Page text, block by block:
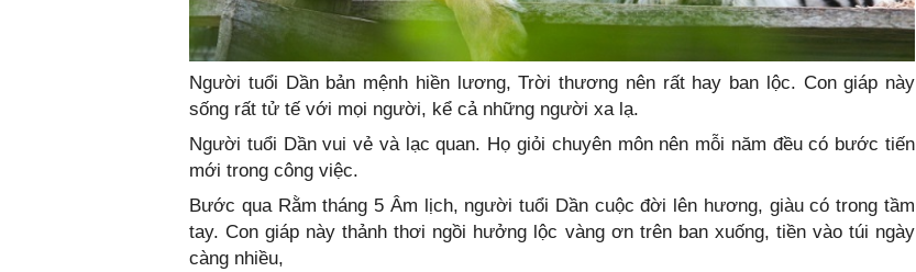
Người tuổi Dần bản mệnh hiền lương, Trời thương nên rất hay ban lộc. Con giáp này
sống rất tử tế với mọi người, kể cả những người xa lạ.
Người tuổi Dần vui vẻ và lạc quan. Họ giỏi chuyên môn nên mỗi năm đều có bước tiến
mới trong công việc.
Bước qua Rằm tháng 5 Âm lịch, người tuổi Dần cuộc đời lên hương, giàu có trong tầm
tay. Con giáp này thảnh thơi ngồi hưởng lộc vàng ơn trên ban xuống, tiền vào túi ngày
càng nhiều,